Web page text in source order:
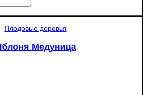
Плодовые деревья
Медуница